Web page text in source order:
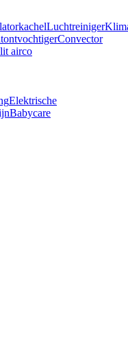
Luchtreiniger
Convector
airco
Elektrische
Babycare